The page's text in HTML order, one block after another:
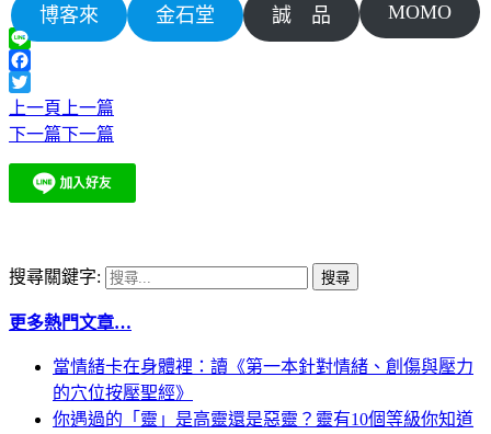
博客來 金石堂 誠 品 MOMO
Line
Facebook
Twitter
上一頁 上一篇
下一篇下一篇
搜尋關鍵字:
更多熱門文章…
當情緒卡在身體裡：讀《第一本針對情緒、創傷與壓力
的穴位按壓聖經》
你遇過的「靈」是高靈還是惡靈？靈有10個等級你知道